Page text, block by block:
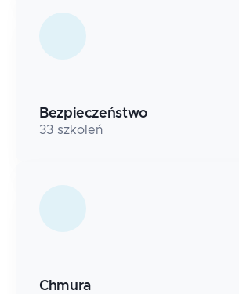
Bezpieczeństwo
33 szkoleń
Chmura